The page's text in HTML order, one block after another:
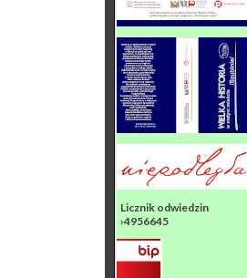
Licznik odwiedzin
›4956645